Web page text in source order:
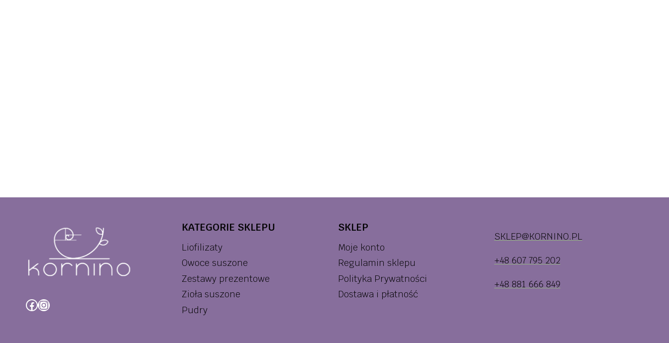
Facebook
Instagram
KATEGORIE SKLEPU
Liofilizaty
Owoce suszone
Zestawy prezentowe
Zioła suszone
Pudry
SKLEP
Moje konto
Regulamin sklepu
Polityka Prywatności
Dostawa i płatność
SKLEP@KORNINO.PL
+48 607 795 202
+48 881 666 849